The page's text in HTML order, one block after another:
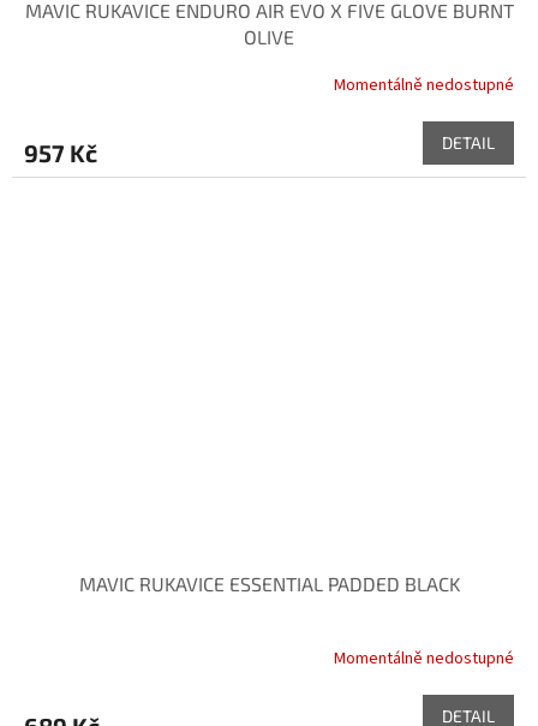
MAVIC RUKAVICE ENDURO AIR EVO X FIVE GLOVE BURNT
OLIVE
Momentálně nedostupné
957 Kč DETAIL
MAVIC RUKAVICE ESSENTIAL PADDED BLACK
Momentálně nedostupné
DETAIL